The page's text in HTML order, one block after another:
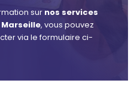
sur nos services
, vous pouvez
via le formulaire ci-